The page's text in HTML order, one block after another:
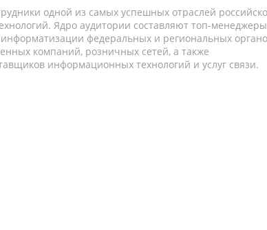
одной из самых успешных отраслей
Ядро аудитории составляют топ-
федеральных и региональных
компаний, розничных сетей, а также
информационных технологий и услуг связи.